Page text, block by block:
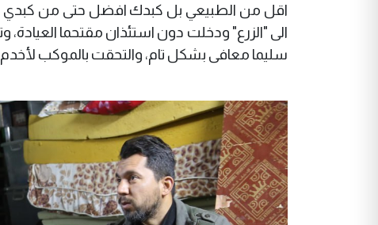
اقل من الطبيعي بل كبدك افضل حتى من كبدي
الى "الزرع" ودخلت دون استئذان مقتحما
سليما معافى بشكل تام، والتحقت بالموكب